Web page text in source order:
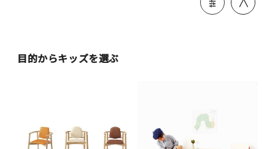
目的からキッズを選ぶ